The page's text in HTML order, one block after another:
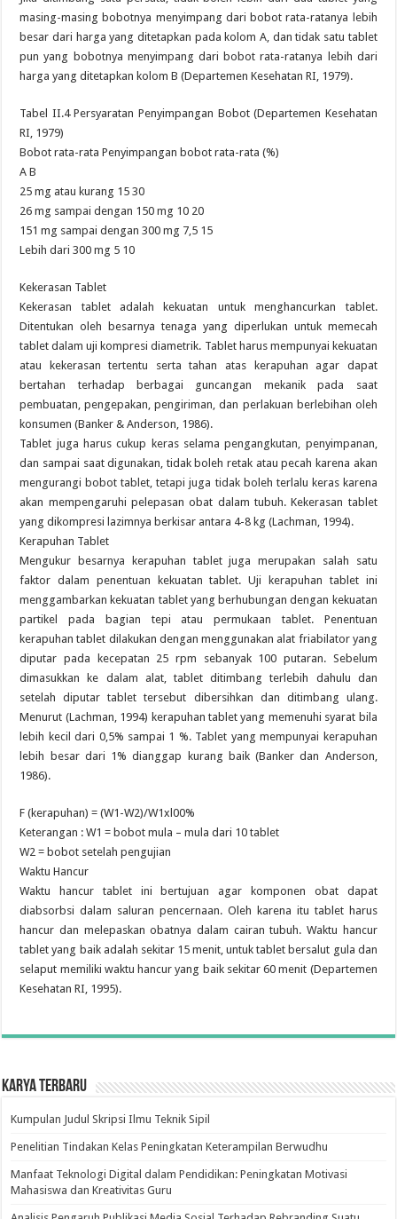
masing-masing bobotnya menyimpang dari bobot rata-ratanya lebih
besar dari harga yang ditetapkan pada kolom A, dan tidak satu tablet
pun yang bobotnya menyimpang dari bobot rata-ratanya lebih dari
harga yang ditetapkan kolom B (Departemen Kesehatan RI, 1979).
Tabel II.4 Persyaratan Penyimpangan Bobot (Departemen Kesehatan
RI, 1979)
Bobot rata-rata Penyimpangan bobot rata-rata (%)
A B
25 mg atau kurang 15 30
26 mg sampai dengan 150 mg 10 20
151 mg sampai dengan 300 mg 7,5 15
Lebih dari 300 mg 5 10
Kekerasan Tablet
Kekerasan tablet adalah kekuatan untuk menghancurkan tablet.
Ditentukan oleh besarnya tenaga yang diperlukan untuk memecah
tablet dalam uji kompresi diametrik. Tablet harus mempunyai kekuatan
atau kekerasan tertentu serta tahan atas kerapuhan agar dapat
bertahan terhadap berbagai guncangan mekanik pada saat
pembuatan, pengepakan, pengiriman, dan perlakuan berlebihan oleh
konsumen (Banker & Anderson, 1986).
Tablet juga harus cukup keras selama pengangkutan, penyimpanan,
dan sampai saat digunakan, tidak boleh retak atau pecah karena akan
mengurangi bobot tablet, tetapi juga tidak boleh terlalu keras karena
akan mempengaruhi pelepasan obat dalam tubuh. Kekerasan tablet
yang dikompresi lazimnya berkisar antara 4-8 kg (Lachman, 1994).
Kerapuhan Tablet
Mengukur besarnya kerapuhan tablet juga merupakan salah satu
faktor dalam penentuan kekuatan tablet. Uji kerapuhan tablet ini
menggambarkan kekuatan tablet yang berhubungan dengan kekuatan
partikel pada bagian tepi atau permukaan tablet. Penentuan
kerapuhan tablet dilakukan dengan menggunakan alat friabilator yang
diputar pada kecepatan 25 rpm sebanyak 100 putaran. Sebelum
dimasukkan ke dalam alat, tablet ditimbang terlebih dahulu dan
setelah diputar tablet tersebut dibersihkan dan ditimbang ulang.
Menurut (Lachman, 1994) kerapuhan tablet yang memenuhi syarat bila
lebih kecil dari 0,5% sampai 1 %. Tablet yang mempunyai kerapuhan
lebih besar dari 1% dianggap kurang baik (Banker dan Anderson,
1986).
F (kerapuhan) = (W1-W2)/W1xl00%
Keterangan : W1 = bobot mula – mula dari 10 tablet
W2 = bobot setelah pengujian
Waktu Hancur
Waktu hancur tablet ini bertujuan agar komponen obat dapat
diabsorbsi dalam saluran pencernaan. Oleh karena itu tablet harus
hancur dan melepaskan obatnya dalam cairan tubuh. Waktu hancur
tablet yang baik adalah sekitar 15 menit, untuk tablet bersalut gula dan
selaput memiliki waktu hancur yang baik sekitar 60 menit (Departemen
Kesehatan RI, 1995).
Karya Terbaru
Kumpulan Judul Skripsi Ilmu Teknik Sipil
Penelitian Tindakan Kelas Peningkatan Keterampilan Berwudhu
Manfaat Teknologi Digital dalam Pendidikan: Peningkatan Motivasi
Mahasiswa dan Kreativitas Guru